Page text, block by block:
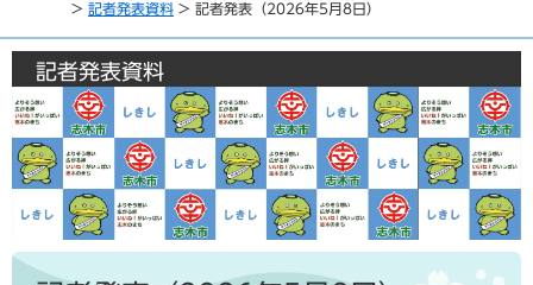
へ
> 記者発表資料 > 記者発表（2026年5月8日）
記者発表資料
本